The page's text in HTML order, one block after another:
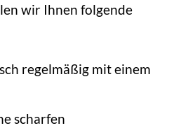
wir Ihnen folgende
regelmäßig mit einem
scharfen